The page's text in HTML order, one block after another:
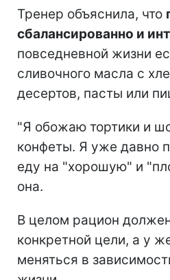
Тренер объяснила, что
сбалансированно и
повседневной жизни
сливочного масла с
десертов, пасты или
"Я обожаю тортики и
конфеты. Я уже давно
еду на "хорошую" и
она.
В целом рацион
конкретной цели, а у
меняться в